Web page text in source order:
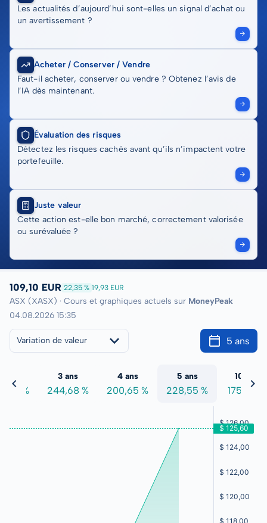
Les actualités d’aujourd’hui sont-elles un signal d’achat ou
un avertissement ?
Acheter / Conserver / Vendre
Faut-il acheter, conserver ou vendre ? Obtenez l’avis de
l’IA dès maintenant.
Évaluation des risques
Détectez les risques cachés avant qu’ils n’impactent votre
portefeuille.
Juste valeur
Cette action est-elle bon marché, correctement valorisée
ou surévaluée ?
109,10 EUR 22,35 % 19,93 EUR
ASX (XASX) · Cours et graphiques actuels sur MoneyPeak
04.08.2026 15:35
Variation de valeur 5 ans
%
3 ans
244,68 %
4 ans
200,65 %
5 ans
228,55 %
10 ans
175,02 %